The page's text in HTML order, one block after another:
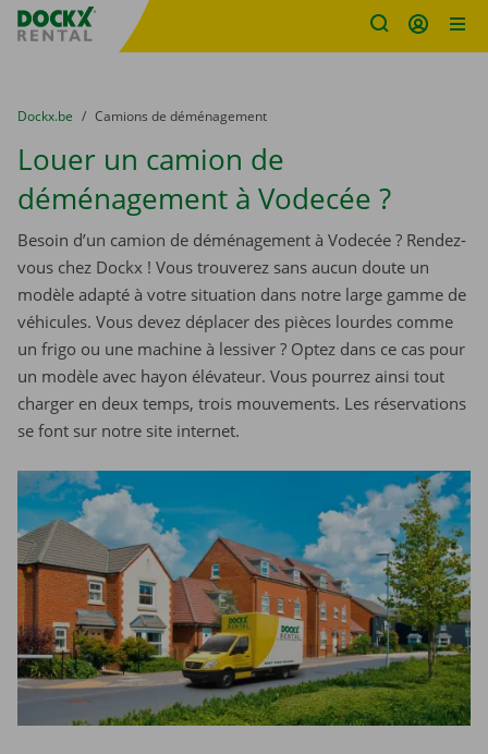
sitename
You are here:
du
Dockx.be to
Camions de déménagement
Louer un camion de
déménagement à Vodecée ?
Besoin d’un camion de déménagement à Vodecée ? Rendez-
vous chez Dockx ! Vous trouverez sans aucun doute un
modèle adapté à votre situation dans notre large gamme de
véhicules. Vous devez déplacer des pièces lourdes comme
un frigo ou une machine à lessiver ? Optez dans ce cas pour
un modèle avec hayon élévateur. Vous pourrez ainsi tout
charger en deux temps, trois mouvements. Les réservations
se font sur notre site internet.